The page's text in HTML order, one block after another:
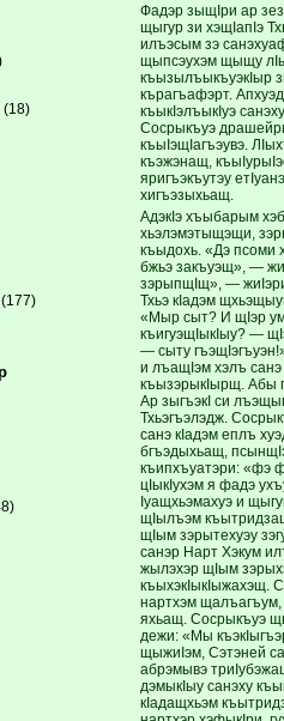
(18)
(177)
Фадэр зыщIри ар
щыгур зи хэщIапIэ
илъэсым зэ
щыпсэухэм щыщу
къызылъыкъуэкIыр
кърагъафэрт.
къыкIэлъыкIуэ
Сосрыкъуэ
къыIэщIагъэувэ.
къэжэнащ,
яригъэкъутэу
хигъэзыхьащ.
АдэкIэ хъыбарым
хьэлэмэтыщэщи,
къыдохь. «Дэ псоми
бжьэ закъуэщ», —
зэрыпщIщ», —
Тхьэ кIадэм
«Мыр сыт? И щIэр
къигуэщIыкIыу? —
— сыту
и лъащIэм хэлъ
къызэрыкIырщ. Абы
Ар зыгъэкI си
Тхьэгъэлэдж.
санэ кIадэм еплъ
бгъэдыхьащ,
къипхъуатэри: «фэ
цIыкIухэм я фадэ
Iуащхьэмахуэ и
щIылъэм
щIым зэрытехуэу
санэр Нарт Хэкум
жылэхэр щIым
къыхэкIыкIыжахэщ.
нартхэм
яхьащ. Сосрыкъуэ
дежи: «Мы
щыжиIэм, Сэтэней
абрэмывэ
дэмыкIыу санэху
кIадащхьэм